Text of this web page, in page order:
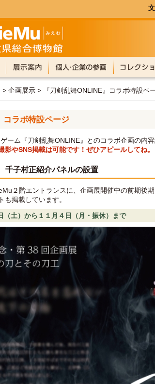
> 企画展示 > 『刀剣乱舞ONLINE』コラボ特設ペ
コラボ特設ページ
ーム『刀剣乱舞ONLINE』とのコラボ企画の内
影やSNS掲載は可能です！ぜひアピールしてね。
子村正紹介パネルの設置
２階エントランスに、企画展開催中の前期後
も掲載しています。
（土）から１１月４日（月・振休）まで